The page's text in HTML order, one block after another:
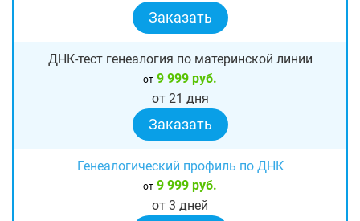
Заказать
ДНК-тест генеалогия по материнской линии
от 9 999 руб.
от 21 дня
Заказать
Генеалогический профиль по ДНК
от 9 999 руб.
от 3 дней